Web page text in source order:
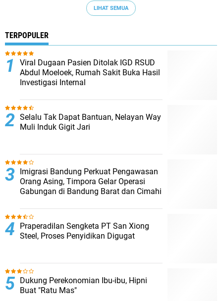
LIHAT SEMUA
TERPOPULER
Viral Dugaan Pasien Ditolak IGD RSUD
Abdul Moeloek, Rumah Sakit Buka Hasil
Investigasi Internal
Selalu Tak Dapat Bantuan, Nelayan Way
Muli Induk Gigit Jari
Imigrasi Bandung Perkuat Pengawasan
Orang Asing, Timpora Gelar Operasi
Gabungan di Bandung Barat dan Cimahi
Praperadilan Sengketa PT San Xiong
Steel, Proses Penyidikan Digugat
Dukung Perekonomian Ibu-ibu, Hipni
Buat "Ratu Mas"